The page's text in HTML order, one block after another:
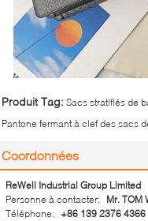
Produit Tag: Sacs stratifiés de
Pantone fermant à clef des sacs
Coordonnées
ReWell Industrial Group Limited
Personne à contacter:
Mr. TOM
Téléphone:
+86 139 2376 4366